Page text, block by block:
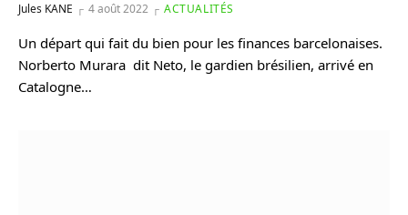
Jules KANE 4 août 2022 ACTUALITÉS
Un départ qui fait du bien pour les finances barcelonaises.
Norberto Murara dit Neto, le gardien brésilien, arrivé en
Catalogne…